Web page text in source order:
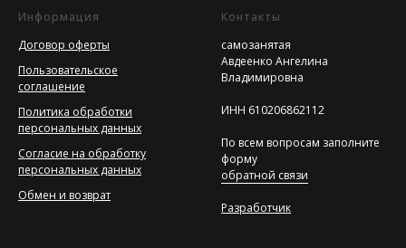
Информация
Договор оферты
Пользовательское
соглашение
Политика обработки
персональных данных
Согласие на обработку
персональных данных
Обмен и возврат
Контакты
самозанятая
Авдеенко Ангелина
Владимировна
ИНН 610206862112
По всем вопросам заполните
форму
обратной связи
Разработчик